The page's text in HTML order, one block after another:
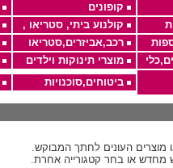
קופונים
קולנוע ביתי, סטריאו ,
רכב,אביזרים,סטריאו
מוצרי תינוקות וילדים
ביטוחים,סוכנויות
מוצרים העונים לחתך המבוקש.
מחדש או בחר קטגורייה אחרת.